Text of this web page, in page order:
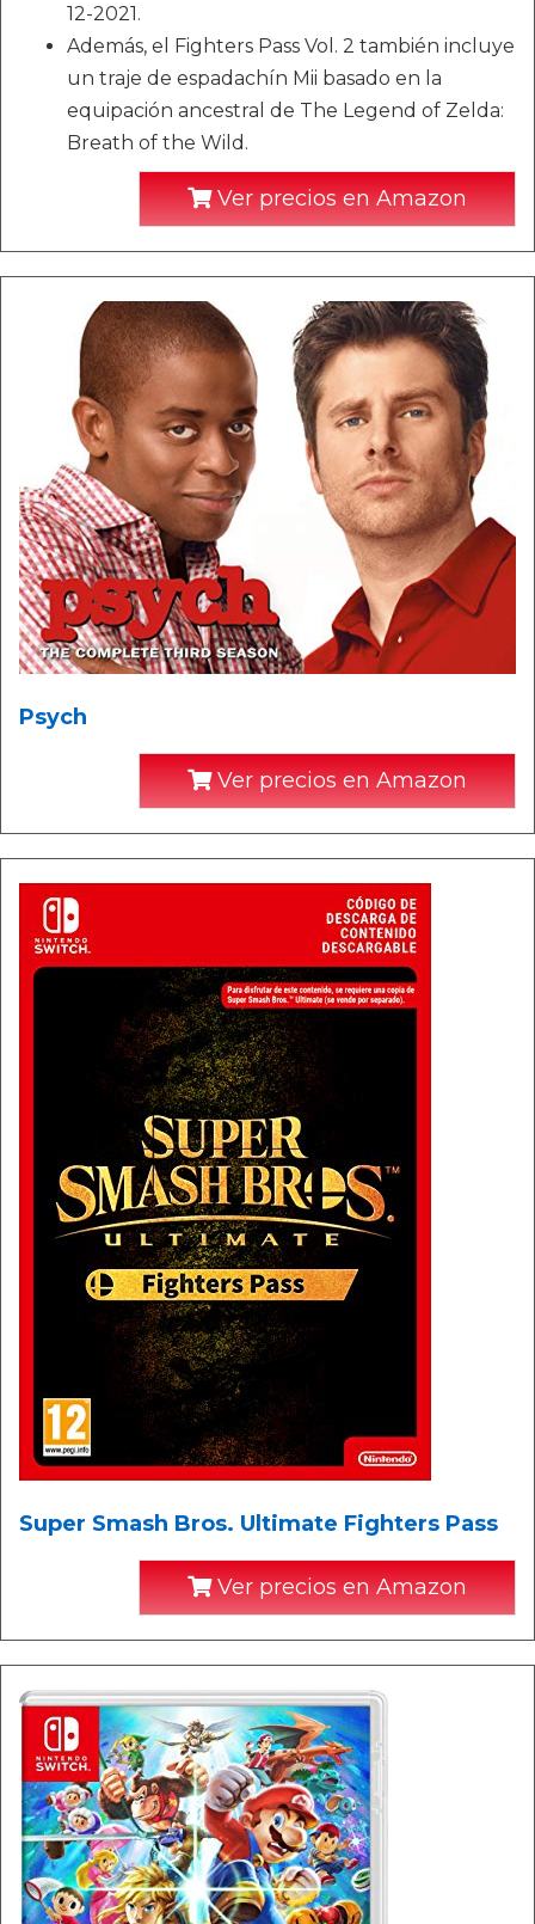
12-2021.
Además, el Fighters Pass Vol. 2 también incluye
un traje de espadachín Mii basado en la
equipación ancestral de The Legend of Zelda:
Breath of the Wild.
Ver precios en Amazon
Psych
Ver precios en Amazon
Super Smash Bros. Ultimate Fighters Pass
Ver precios en Amazon